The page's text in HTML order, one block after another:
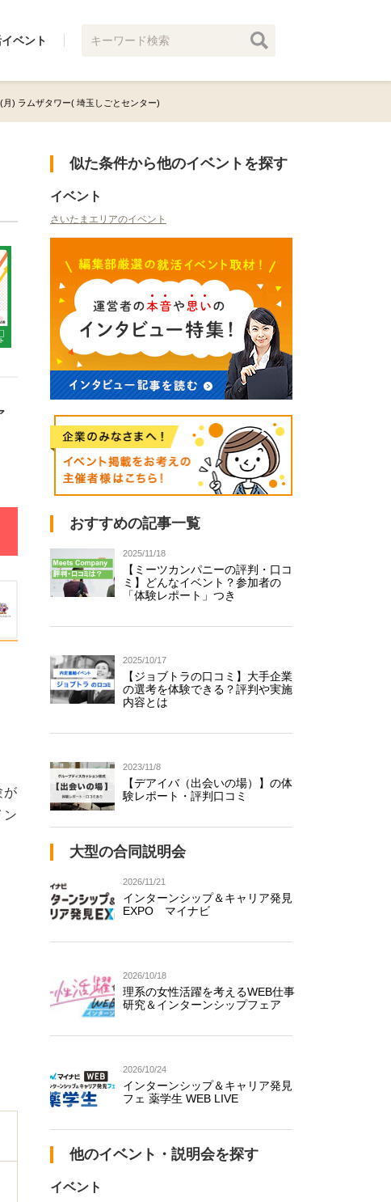
ベント
月) ラムザタワー( 埼玉しごとセンター)
が
ン
似た条件から他のイベントを探す
イベント
さいたまエリアのイベント
おすすめの記事一覧
2025/11/18
【ミーツカンパニーの評判・口コ
ミ】どんなイベント？参加者の
「体験レポート」つき
2025/10/17
【ジョブトラの口コミ】大手企業
の選考を体験できる？評判や実施
内容とは
2023/11/8
【デアイバ（出会いの場）】の体
験レポート・評判口コミ
大型の合同説明会
2026/11/21
インターンシップ＆キャリア発見
EXPO マイナビ
2026/10/18
理系の女性活躍を考えるWEB仕事
研究＆インターンシップフェア
2026/10/24
インターンシップ＆キャリア発見
フェ 薬学生 WEB LIVE
他のイベント・説明会を探す
イベント